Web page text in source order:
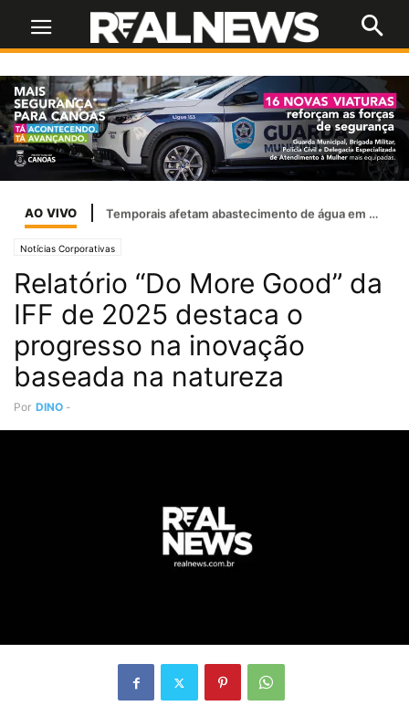
AO VIVO Temporais afetam abastecimento de água em 37 cidades do RS
Notícias Corporativas
Relatório “Do More Good” da
IFF de 2025 destaca o
progresso na inovação
baseada na natureza
Por DINO -